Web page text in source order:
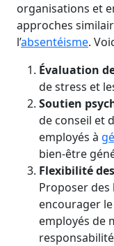
organisations et
approches
l’absentéisme.
Évaluation
de stress et
Soutien
de conseil et
employés à
bien-être
Flexibilité
Proposer
encourager
employés de